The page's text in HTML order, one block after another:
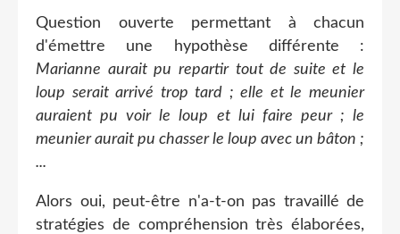
Question ouverte permettant à chacun
d'émettre une hypothèse différente :
Marianne aurait pu repartir tout de suite et le
loup serait arrivé trop tard ; elle et le meunier
auraient pu voir le loup et lui faire peur ; le
meunier aurait pu chasser le loup avec un bâton ;
...
Alors oui, peut-être n'a-t-on pas travaillé de
stratégies de compréhension très élaborées,